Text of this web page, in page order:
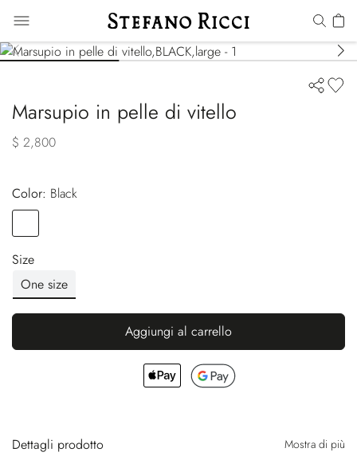
Marsupio in pelle di vitello
$ 2,800
Color:
black
Size
One size
Aggiungi al carrello
Dettagli prodotto Mostra di più